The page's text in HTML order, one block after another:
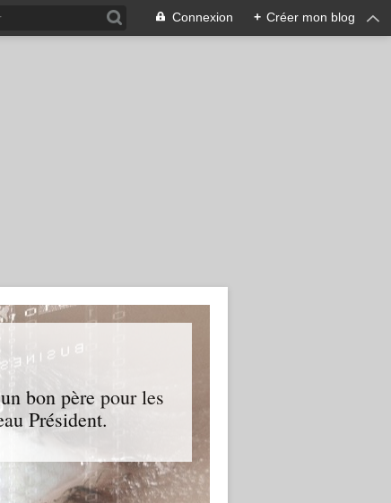
Connexion + Créer mon blog
bon père pour les
Président.